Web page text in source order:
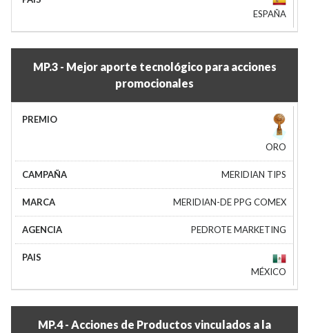
ESPAÑA
MP.3 - Mejor aporte tecnológico para acciones
promocionales
ORO
MERIDIAN TIPS
MERIDIAN-DE PPG COMEX
PEDROTE MARKETING
MÉXICO
MP.4 - Acciones de Productos vinculados a la